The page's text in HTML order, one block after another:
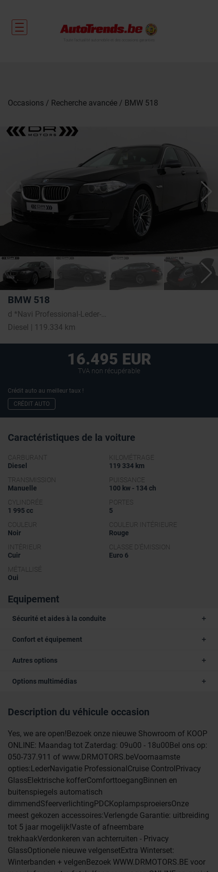
Occasions Recherche avancée BMW 518
BMW 518
Diesel | 119.334 km
16.495 EUR
TVA non récupérable
Crédit auto au meilleur taux !
CRÉDIT AUTO
Caractéristiques de la voiture
CARBURANT
Diesel
KILOMÉTRAGE
119 334 km
TRANSMISSION
Manuelle
PUISSANCE
100 kw - 134 ch
CYLINDRÉE
1 995 cc
PORTES
5
COULEUR
Noir
COULEUR INTÉRIEURE
Rouge
INTÉRIEUR
Cuir
CLASSE D'ÉMISSION
Euro 6
MÉTALLISÉ
Oui
Equipement
Sécurité et aides à la conduite
Confort et équipement
Autres options
Options multimédias
Description du véhicule occasion
Yes, we are open!Bezoek onze nieuwe Showroom of KOOP
ONLINE: Maandag tot Zaterdag: 09u00 - 18u00Bel ons op:
050-737.911 of www.DRMOTORS.beVoornaamste
opties:LederNavigatie ProfessionalCruise ControlPrivacy
GlassElektrische kofferComforttoegangBinnen en
buitenspiegels automatisch
dimmendSfeerverlichtingPDCKoplampsproeiersOnze
meest gekozen accessoires:Verlengde Garantie: uitbreiding
tot 5 jaar mogelijk!Vaste of afneembare
trekhaakVerdonkeren van achterruiten - Privacy
GlassOptionele nieuwe velgensetExtra Winterset:
Winterbanden + velgenBezoek WWW.DRMOTORS.BE voor